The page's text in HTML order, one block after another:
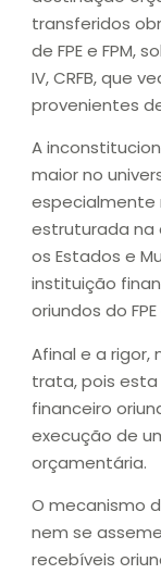
transferidos
de FPE e FPM,
IV, CRFB, que
provenientes
A
maior no
especialmente
estruturada na
os Estados e
instituição
oriundos do FPE
Afinal e a rigor,
trata, pois
financeiro
execução de
orçamentária.
O mecanismo
nem se
recebíveis